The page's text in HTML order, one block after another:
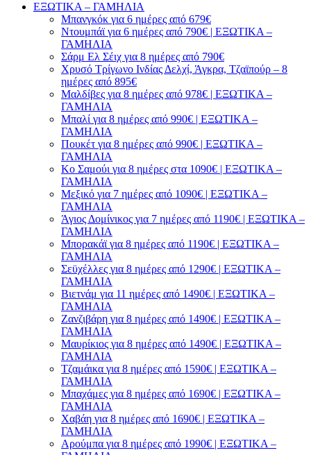
Universe Travel
You will love the way you travel
ΕΞΩΤΙΚΑ – ΓΑΜΗΛΙΑ
Μπανγκόκ για 6 ημέρες από 679€
Ντουμπάϊ για 6 ημέρες από 790€ | ΕΞΩΤΙΚΑ –
ΓΑΜΗΛΙΑ
Σάρμ Ελ Σέιχ για 8 ημέρες από 790€
Χρυσό Τρίγωνο Ινδίας Δελχί, Άγκρα, Τζαϊπούρ – 8
ημέρες από 895€
Μαλδίβες για 8 ημέρες από 978€ | ΕΞΩΤΙΚΑ –
ΓΑΜΗΛΙΑ
Μπαλί για 8 ημέρες από 990€ | ΕΞΩΤΙΚΑ –
ΓΑΜΗΛΙΑ
Πουκέτ για 8 ημέρες από 990€ | ΕΞΩΤΙΚΑ –
ΓΑΜΗΛΙΑ
Κο Σαμούι για 8 ημέρες στα 1090€ | ΕΞΩΤΙΚΑ –
ΓΑΜΗΛΙΑ
Μεξικό για 7 ημέρες από 1090€ | ΕΞΩΤΙΚΑ –
ΓΑΜΗΛΙΑ
Άγιος Δομίνικος για 7 ημέρες από 1190€ | ΕΞΩΤΙΚΑ –
ΓΑΜΗΛΙΑ
Μπορακάϊ για 8 ημέρες από 1190€ | ΕΞΩΤΙΚΑ –
ΓΑΜΗΛΙΑ
Σεϋχέλλες για 8 ημέρες από 1290€ | ΕΞΩΤΙΚΑ –
ΓΑΜΗΛΙΑ
Βιετνάμ για 11 ημέρες από 1490€ | ΕΞΩΤΙΚΑ –
ΓΑΜΗΛΙΑ
Ζανζιβάρη για 8 ημέρες από 1490€ | ΕΞΩΤΙΚΑ –
ΓΑΜΗΛΙΑ
Μαυρίκιος για 8 ημέρες από 1490€ | ΕΞΩΤΙΚΑ –
ΓΑΜΗΛΙΑ
Τζαμάικα για 8 ημέρες από 1590€ | ΕΞΩΤΙΚΑ –
ΓΑΜΗΛΙΑ
Μπαχάμες για 8 ημέρες από 1690€ | ΕΞΩΤΙΚΑ –
ΓΑΜΗΛΙΑ
Χαβάη για 8 ημέρες από 1690€ | ΕΞΩΤΙΚΑ –
ΓΑΜΗΛΙΑ
Αρούμπα για 8 ημέρες από 1990€ | ΕΞΩΤΙΚΑ –